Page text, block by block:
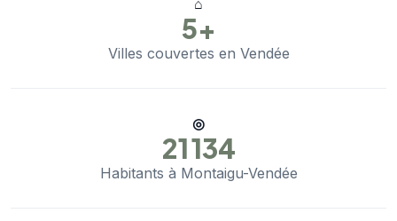
⌂
5+
Villes couvertes en Vendée
◎
21 134
Habitants à Montaigu-Vendée